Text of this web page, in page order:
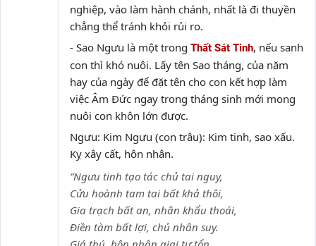
nghiệp, vào làm hành chánh, nhất là đi thuyền
chẳng thể tránh khỏi rủi ro.
- Sao Ngưu là một trong Thất Sát Tinh, nếu sanh
con thì khó nuôi. Lấy tên Sao tháng, của năm
hay của ngày để đặt tên cho con kết hợp làm
việc Âm Đức ngay trong tháng sinh mới mong
nuôi con khôn lớn được.
Ngưu: Kim Ngưu (con trâu): Kim tinh, sao xấu.
Kỵ xây cất, hôn nhân.
“Ngưu tinh tạo tác chủ tai nguy,
Cửu hoành tam tai bất khả thôi,
Gia trạch bất an, nhân khẩu thoái,
Điền tàm bất lợi, chủ nhân suy.